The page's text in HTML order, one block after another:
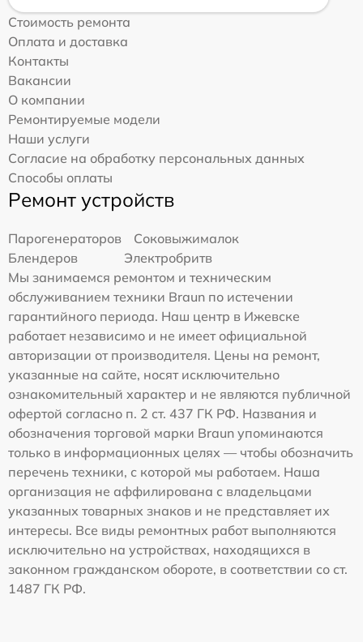
Стоимость ремонта
Оплата и доставка
Контакты
Вакансии
О компании
Ремонтируемые модели
Наши услуги
Согласие на обработку персональных данных
Способы оплаты
Ремонт устройств
Парогенераторов
Соковыжималок
Блендеров
Электробритв
Мы занимаемся ремонтом и техническим
обслуживанием техники Braun по истечении
гарантийного периода. Наш центр в Ижевске
работает независимо и не имеет официальной
авторизации от производителя. Цены на ремонт,
указанные на сайте, носят исключительно
ознакомительный характер и не являются публичной
офертой согласно п. 2 ст. 437 ГК РФ. Названия и
обозначения торговой марки Braun упоминаются
только в информационных целях — чтобы обозначить
перечень техники, с которой мы работаем. Наша
организация не аффилирована с владельцами
указанных товарных знаков и не представляет их
интересы. Все виды ремонтных работ выполняются
исключительно на устройствах, находящихся в
законном гражданском обороте, в соответствии со ст.
1487 ГК РФ.